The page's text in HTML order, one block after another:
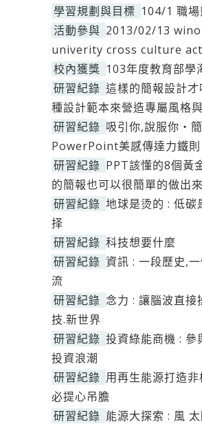
學習規劃與目標 104/1 職場
活動參與 2013/02/13
univerity cross culture
校內獲獎 103年度教育部學
研習紀錄 這樣的簡報設計
種設計範本來營造專屬風格
研習紀錄 吸引你,說服你‧
PowerPoint美感傳達力鐵則
研習紀錄 PPT該懂的8個黃
的簡報也可以很簡單的做出來
研習紀錄 地球是烫的 : 低碳
择
研習紀錄 科技想要什麼
研習紀錄 資訊 : 一段歷史,
流
研習紀錄 念力 : 讓腦波直接
技.新世界
研習紀錄 投資綠能商機 : 參
投資浪潮
研習紀錄 用再生能源打造非
必提心吊膽
研習紀錄 能源大探索 : 風